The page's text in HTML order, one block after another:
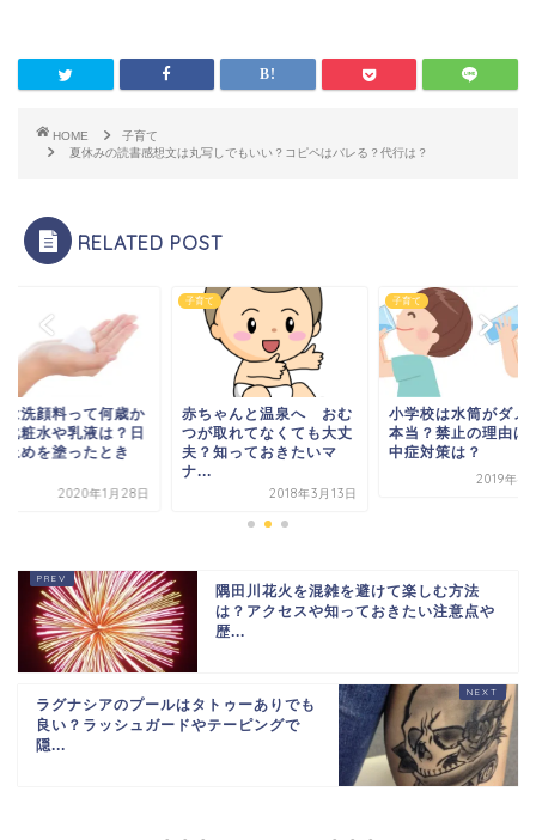
HOME
子育て
夏休みの読書感想文は丸写しでもいい？コピペはバレる？代行は？
RELATED POST
は洗顔料って何歳か
化粧水や乳液は？日
止めを塗ったとき
2020年1月28日
子育て
赤ちゃんと温泉へ おむ
つが取れてなくても大丈
夫？知っておきたいマ
ナ...
2018年3月13日
子育て
小学校は水筒がダメ
本当？禁止の理由は
中症対策は？
2019年4
隅田川花火を混雑を避けて楽しむ方法
は？アクセスや知っておきたい注意点や
歴...
ラグナシアのプールはタトゥーありでも
良い？ラッシュガードやテーピングで
隠...